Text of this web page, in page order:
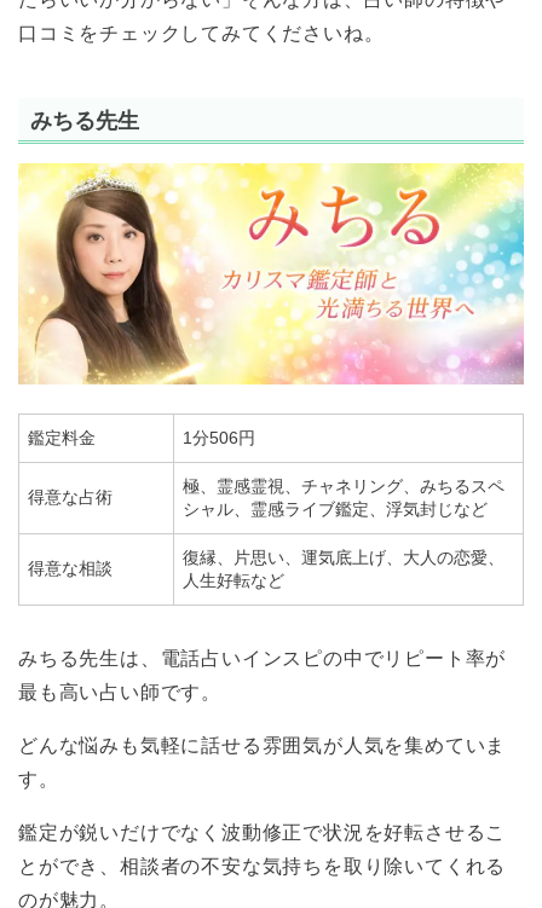
口コミをチェックしてみてくださいね。
みちる先生
鑑定料金 1分506円
得意な占術
極、霊感霊視、チャネリング、みちるスペ
シャル、霊感ライブ鑑定、浮気封じなど
得意な相談
復縁、片思い、運気底上げ、大人の恋愛、
人生好転など
みちる先生は、電話占いインスピの中でリピート率が
最も高い占い師です。
どんな悩みも気軽に話せる雰囲気が人気を集めていま
す。
鑑定が鋭いだけでなく波動修正で状況を好転させるこ
とができ、相談者の不安な気持ちを取り除いてくれる
のが魅力。